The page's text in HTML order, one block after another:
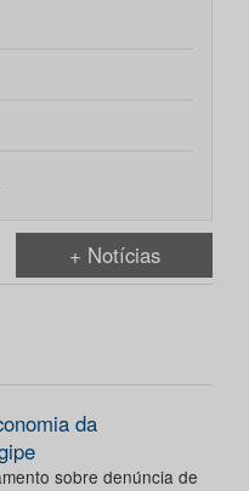
+ Notícias
da
sobre denúncia de